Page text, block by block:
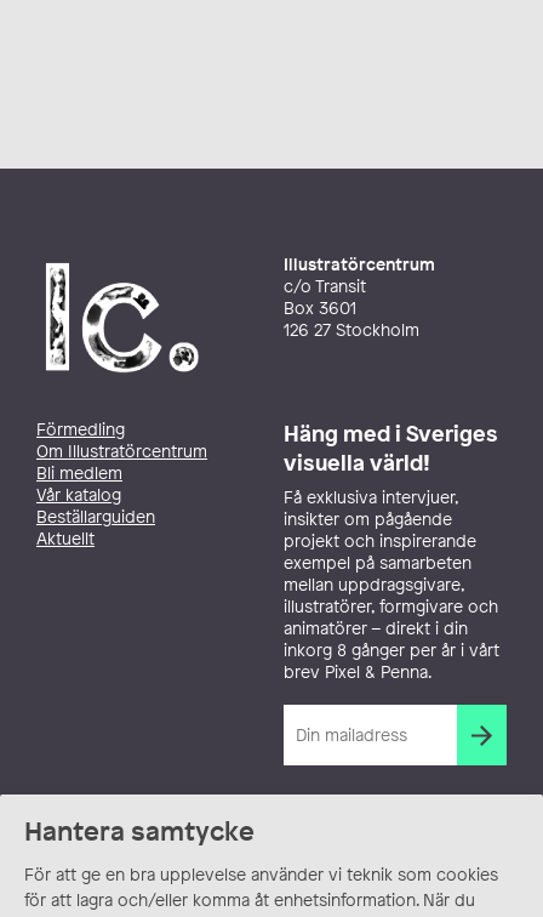
Hantera samtycke
För att ge en bra upplevelse använder vi teknik som cookies
för att lagra och/eller komma åt enhetsinformation. När du
Illustratörcentrum
c/o Transit
Box 3601
126 27 Stockholm
Förmedling
Om Illustratörcentrum
Bli medlem
Vår katalog
Beställarguiden
Aktuellt
Häng med i Sveriges
visuella värld!
Få exklusiva intervjuer,
insikter om pågående
projekt och inspirerande
exempel på samarbeten
mellan uppdragsgivare,
illustratörer, formgivare och
animatörer – direkt i din
inkorg 8 gånger per år i vårt
brev Pixel & Penna.